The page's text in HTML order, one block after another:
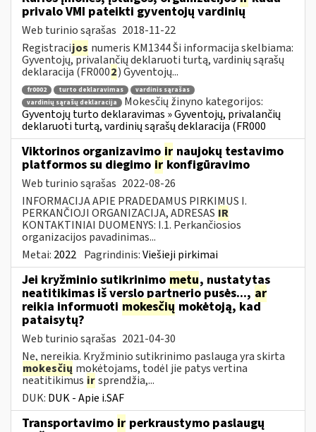
privalo VMI pateikti gyventojų vardinių
Web turinio sąrašas 2018-11-22
Registracijos numeris KM1344 Ši informacija skelbiama:
Gyventojų, privalančių deklaruoti turtą, vardinių sąrašų
deklaracija (FR0002) Gyventojų...
fr0002 turto deklaravimas
vardinis sąrašas
vardinių sąrašų deklaracija
Mokesčių žinyno kategorijos:
Gyventojų turto deklaravimas » Gyventojų, privalančių
deklaruoti turtą, vardinių sąrašų deklaracija (FR000
Viktorinos organizavimo ir naujokų testavimo
platformos su diegimo irkonfigūravimo
Web turinio sąrašas 2022-08-26
INFORMACIJA APIE PRADEDAMUS PIRKIMUS I.
PERKANČIOJI ORGANIZACIJA, ADRESAS IR
KONTAKTINIAI DUOMENYS: I.1. Perkančiosios
organizacijos pavadinimas...
Metai: 2022 Pagrindinis:Viešieji pirkimai
Jei kryžminio sutikrinimo metu, nustatytas
neatitikimas iš verslo partnerio pusės..., ar
reikia informuoti mokesčių mokėtoją, kad
pataisytų?
Web turinio sąrašas 2021-04-30
Ne, nereikia. Kryžminio sutikrinimo paslauga yra skirta
mokesčių mokėtojams, todėl jie patys vertina
neatitikimus irsprendžia,...
DUK: DUK - Apie i.SAF
Transportavimo ir perkraustymo paslaugų